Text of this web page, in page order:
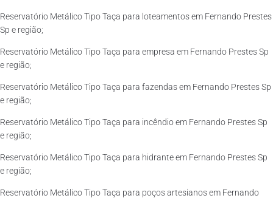
Reservatório Metálico Tipo Taça para loteamentos em Fernando Prestes
Sp e região;
Reservatório Metálico Tipo Taça para empresa em Fernando Prestes Sp
e região;
Reservatório Metálico Tipo Taça para fazendas em Fernando Prestes Sp
e região;
Reservatório Metálico Tipo Taça para incêndio em Fernando Prestes Sp
e região;
Reservatório Metálico Tipo Taça para hidrante em Fernando Prestes Sp
e região;
Reservatório Metálico Tipo Taça para poços artesianos em Fernando